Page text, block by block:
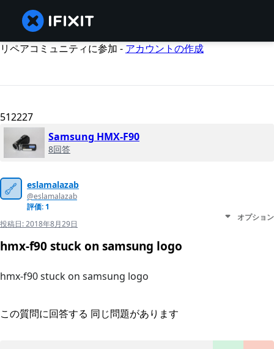
リペアコミュニティに参加 - アカウントの作成
512227
Samsung HMX-F90
8回答
eslamalazab
@eslamalazab
評価: 1
投稿日:2018年8月29日
オプション
hmx-f90 stuck on samsung logo
hmx-f90 stuck on samsung logo
この質問に回答する 同じ問題があります